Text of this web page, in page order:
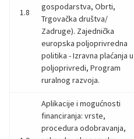
1.8
gospodarstva, Obrti,
Trgovačka društva/
Zadruge). Zajednička
europska poljoprivredna
politika - Izravna plaćanja u
poljoprivredi, Program
ruralnog razvoja.
Aplikacije i mogućnosti
financiranja: vrste,
procedura odobravanja,